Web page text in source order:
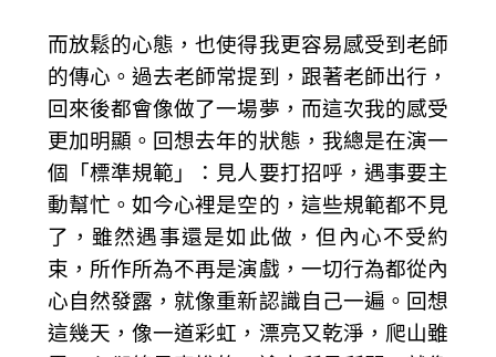
而放鬆的心態，也使得我更容易感受到老師
的傳心。過去老師常提到，跟著老師出行，
回來後都會像做了一場夢，而這次我的感受
更加明顯。回想去年的狀態，我總是在演一
個「標準規範」：見人要打招呼，遇事要主
動幫忙。如今心裡是空的，這些規範都不見
了，雖然遇事還是如此做，但內心不受約
束，所作所為不再是演戲，一切行為都從內
心自然發露，就像重新認識自己一遍。回想
這幾天，像一道彩虹，漂亮又乾淨，爬山雖